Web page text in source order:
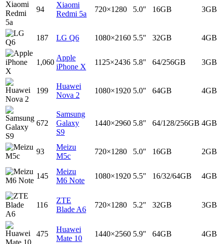
94
Xiaomi
Redmi 5a
720×1280 5.0" 16GB 3GB
187 LG Q6 1080×2160 5.5" 32GB 4GB
1,060
Apple
iPhone X
1125×2436 5.8" 64/256GB 3GB
199
Huawei
Nova 2
1080×1920 5.0" 64GB 4GB
672
Samsung
Galaxy
S9
1440×2960 5.8" 64/128/256GB 4GB
93
Meizu
M5c
720×1280 5.0" 16GB 2GB
145
Meizu
M6 Note
1080×1920 5.5" 16/32/64GB 4GB
116
ZTE
Blade A6
720×1280 5.2" 32GB 3GB
475
Huawei
Mate 10
1440×2560 5.9" 64GB 4GB